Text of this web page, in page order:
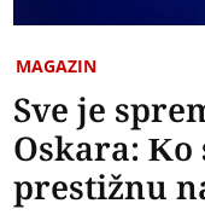
MAGAZIN
Sve je
Oskara:
prestižnu